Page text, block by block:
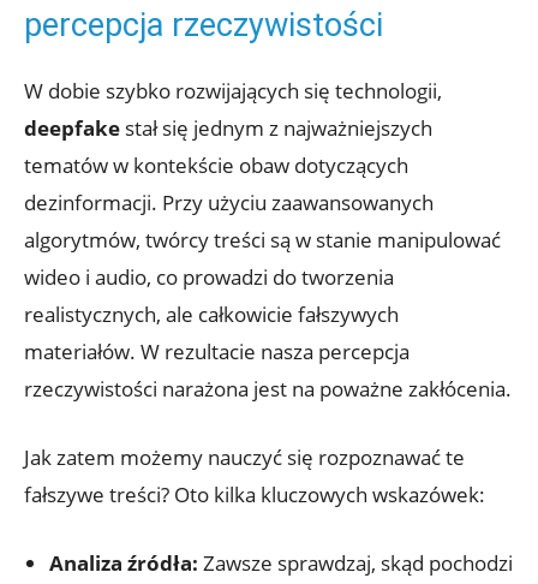
percepcja‌ rzeczywistości
W dobie szybko rozwijających się ‍technologii,
deepfake stał się jednym z ​najważniejszych
tematów w kontekście⁣ obaw dotyczących
dezinformacji. Przy użyciu zaawansowanych
algorytmów,⁤ twórcy treści są w stanie ⁤manipulować
wideo i audio, co prowadzi do tworzenia
realistycznych,⁢ ale całkowicie fałszywych
materiałów. W rezultacie nasza⁢ percepcja
rzeczywistości narażona jest na poważne zakłócenia.
Jak zatem możemy nauczyć ​się rozpoznawać te
fałszywe treści? Oto kilka‌ kluczowych wskazówek:
Analiza źródła: Zawsze sprawdzaj, skąd pochodzi